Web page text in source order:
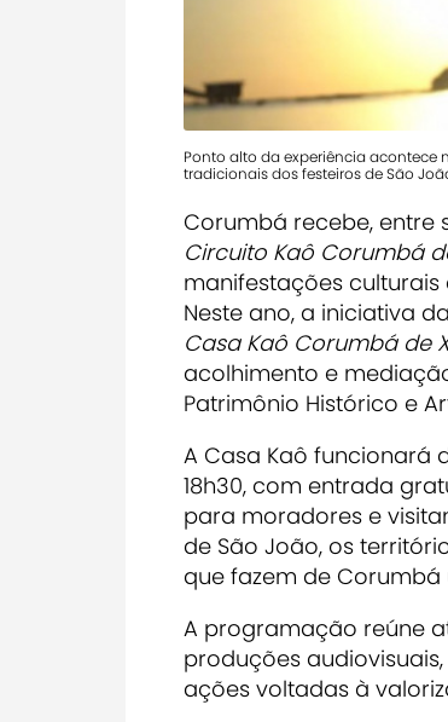
Ponto alto da experiência
tradicionais dos festeiros de São
Corumbá recebe,
Circuito Kaô Corumbá
manifestações culturais
Neste ano, a iniciativa
Casa Kaô Corumbá de
acolhimento e
Patrimônio Histórico e
A Casa Kaô funcionará
18h30, com entrada
para moradores e
de São João, os
que fazem de
A programação reúne
produções
ações voltadas à